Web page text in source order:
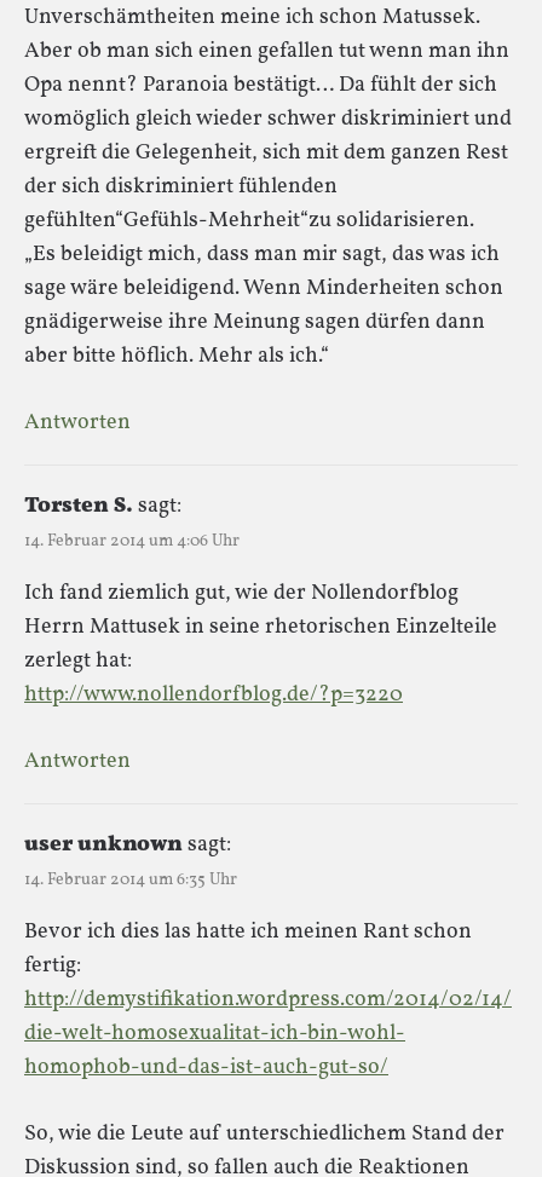
Unverschämtheiten meine ich schon Matussek.
Aber ob man sich einen gefallen tut wenn man ihn
Opa nennt? Paranoia bestätigt… Da fühlt der sich
womöglich gleich wieder schwer diskriminiert und
ergreift die Gelegenheit, sich mit dem ganzen Rest
der sich diskriminiert fühlenden
gefühlten“Gefühls-Mehrheit“zu solidarisieren.
„Es beleidigt mich, dass man mir sagt, das was ich
sage wäre beleidigend. Wenn Minderheiten schon
gnädigerweise ihre Meinung sagen dürfen dann
aber bitte höflich. Mehr als ich.“
Antworten
Torsten S. sagt:
14. Februar 2014 um 4:06 Uhr
Ich fand ziemlich gut, wie der Nollendorfblog
Herrn Mattusek in seine rhetorischen Einzelteile
zerlegt hat:
http://www.nollendorfblog.de/?p=3220
Antworten
user unknownsagt:
14. Februar 2014 um 6:35 Uhr
Bevor ich dies las hatte ich meinen Rant schon
fertig:
http://demystifikation.wordpress.com/2014/02/14/
die-welt-homosexualitat-ich-bin-wohl-
homophob-und-das-ist-auch-gut-so/
So, wie die Leute auf unterschiedlichem Stand der
Diskussion sind, so fallen auch die Reaktionen